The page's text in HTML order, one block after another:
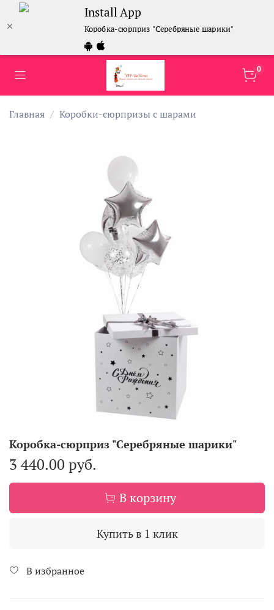
Install App
Коробка-сюрприз "Серебряные шарики"
0
Главная Коробки-сюрпризы с шарами
Коробка-сюрприз "Серебряные шарики"
3 440.00 руб.
В корзину
Купить в 1 клик
В избранное